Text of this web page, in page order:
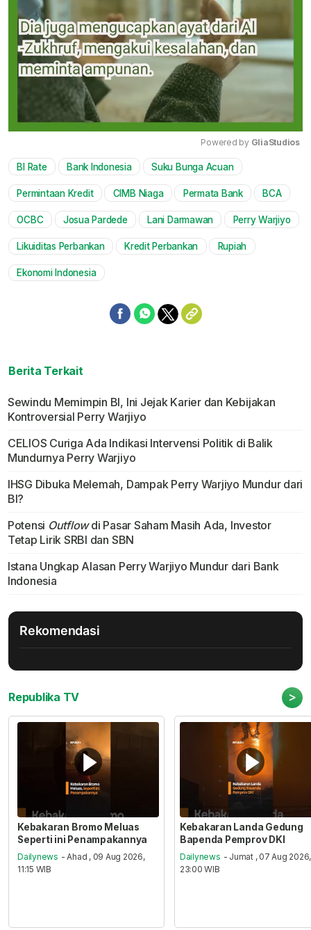
Powered by GliaStudios
BI Rate Bank Indonesia Suku Bunga Acuan
Permintaan Kredit CIMB Niaga Permata Bank BCA
OCBC Josua Pardede Lani Darmawan Perry Warjiyo
Likuiditas Perbankan Kredit Perbankan Rupiah
Ekonomi Indonesia
Berita Terkait
Sewindu Memimpin BI, Ini Jejak Karier dan Kebijakan
Kontroversial Perry Warjiyo
CELIOS Curiga Ada Indikasi Intervensi Politik di Balik
Mundurnya Perry Warjiyo
IHSG Dibuka Melemah, Dampak Perry Warjiyo Mundur dari
BI?
Potensi Outflowdi Pasar Saham Masih Ada, Investor
Tetap Lirik SRBI dan SBN
Istana Ungkap Alasan Perry Warjiyo Mundur dari Bank
Indonesia
Rekomendasi
Republika TV >
Kebakaran Bromo Meluas
Seperti ini Penampakannya
Dailynews - Ahad , 09 Aug 2026,
11:15 WIB
Kebakaran Landa Gedung
Bapenda Pemprov DKI
Dailynews - Jumat , 07 Aug 2026,
23:00 WIB